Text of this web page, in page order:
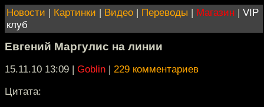
Новости | Картинки | Видео | Переводы | Магазин | VIP
клуб
Евгений Маргулис на линии
15.11.10 13:09 | Goblin | 229 комментариев
Цитата: